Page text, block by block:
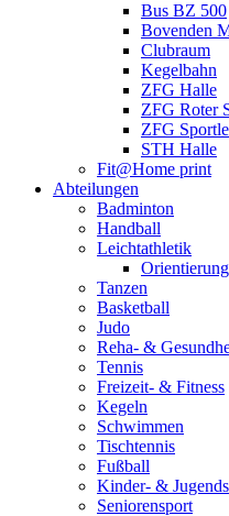
Bus BZ 500
Bovenden
Clubraum
Kegelbahn
ZFG Halle
ZFG Roter
ZFG
STH Halle
Fit@Home print
Abteilungen
Badminton
Handball
Leichtathletik
Tanzen
Basketball
Judo
Reha- &
Tennis
Freizeit- & Fitness
Kegeln
Schwimmen
Tischtennis
Fußball
Kinder- &
Seniorensport